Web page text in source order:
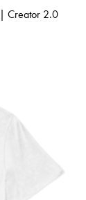
| Creator 2.0